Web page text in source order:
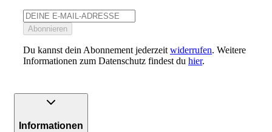
Abonnieren
Du kannst dein Abonnement jederzeit widerrufen. Weitere
Informationen zum Datenschutz findest du hier.
Informationen